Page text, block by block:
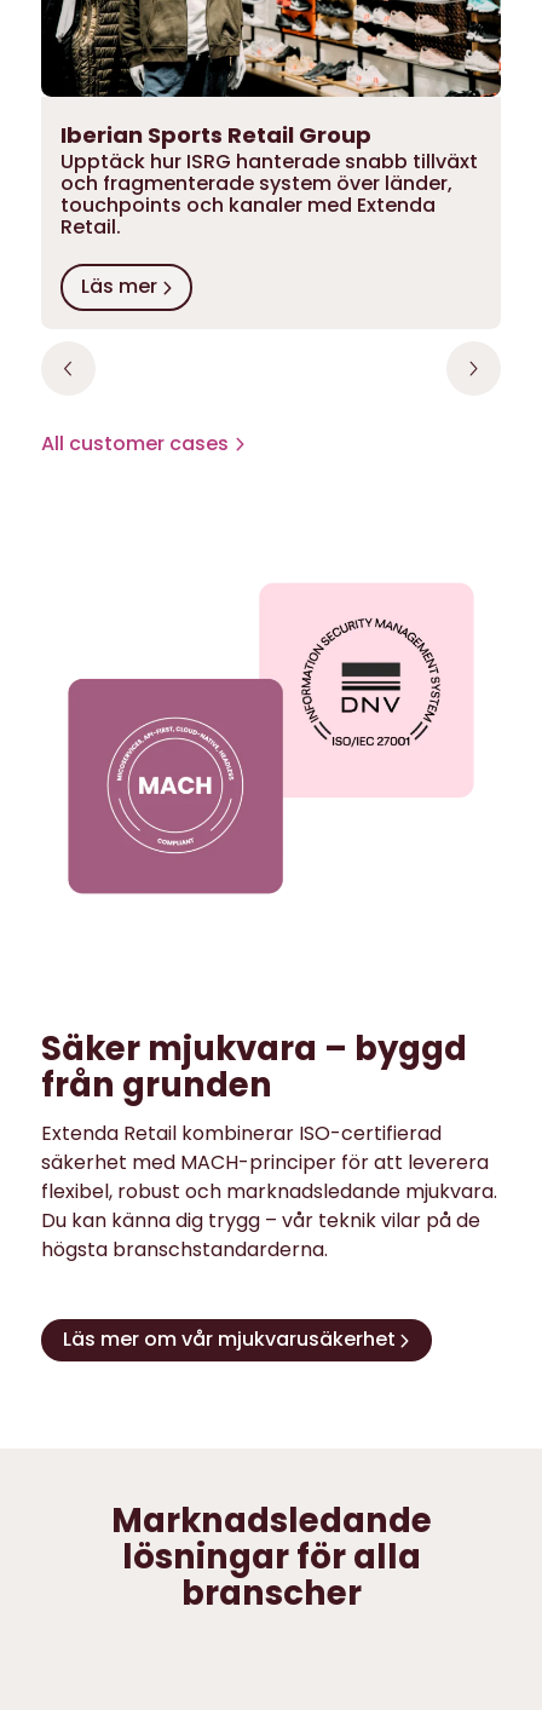
Iberian Sports Retail Group
Upptäck hur ISRG hanterade snabb tillväxt
och fragmenterade system över länder,
touchpoints och kanaler med Extenda
Retail.
Läs mer
All customer cases
Säker mjukvara – byggd
från grunden
Extenda Retail kombinerar ISO-certifierad
säkerhet med MACH-principer för att leverera
flexibel, robust och marknadsledande mjukvara.
Du kan känna dig trygg – vår teknik vilar på de
högsta branschstandarderna.
Läs mer om vår mjukvarusäkerhet
Marknadsledande
lösningar för alla
branscher